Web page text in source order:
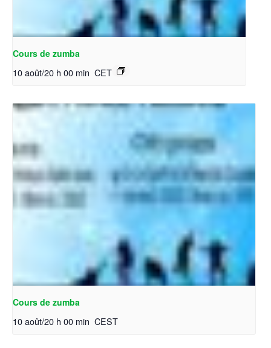
Cours de zumba
10 août/20 h 00 min CET
Cours de zumba
10 août/20 h 00 min CEST